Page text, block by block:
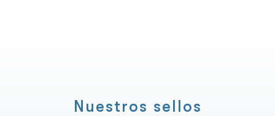
Nuestros sellos